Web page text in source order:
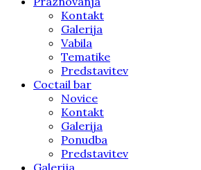
Kontakt
Galerija
Vabila
Tematike
Predstavitev
Coctail bar
Novice
Kontakt
Galerija
Ponudba
Predstavitev
Galerija